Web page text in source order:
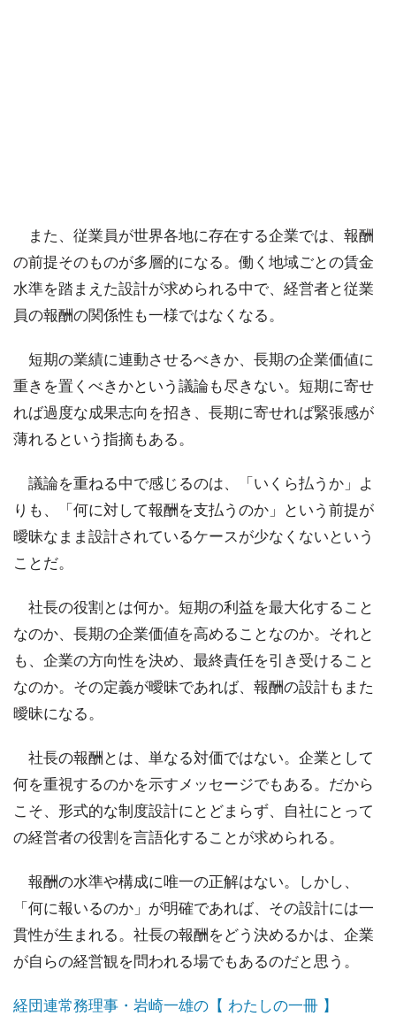
また、従業員が世界各地に存在する企業では、報酬
の前提そのものが多層的になる。働く地域ごとの賃金
水準を踏まえた設計が求められる中で、経営者と従業
員の報酬の関係性も一様ではなくなる。
短期の業績に連動させるべきか、長期の企業価値に
重きを置くべきかという議論も尽きない。短期に寄せ
れば過度な成果志向を招き、長期に寄せれば緊張感が
薄れるという指摘もある。
議論を重ねる中で感じるのは、「いくら払うか」よ
りも、「何に対して報酬を支払うのか」という前提が
曖昧なまま設計されているケースが少なくないという
ことだ。
社長の役割とは何か。短期の利益を最大化すること
なのか、長期の企業価値を高めることなのか。それと
も、企業の方向性を決め、最終責任を引き受けること
なのか。その定義が曖昧であれば、報酬の設計もまた
曖昧になる。
社長の報酬とは、単なる対価ではない。企業として
何を重視するのかを示すメッセージでもある。だから
こそ、形式的な制度設計にとどまらず、自社にとって
の経営者の役割を言語化することが求められる。
報酬の水準や構成に唯一の正解はない。しかし、
「何に報いるのか」が明確であれば、その設計には一
貫性が生まれる。社長の報酬をどう決めるかは、企業
が自らの経営観を問われる場でもあるのだと思う。
経団連常務理事・岩崎一雄の【 わたしの一冊 】